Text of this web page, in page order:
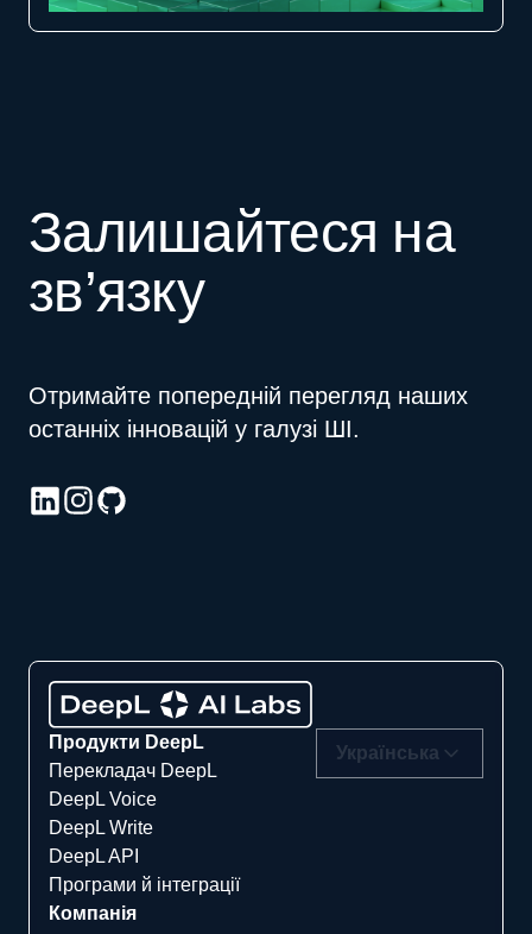
Залишайтеся на
зв’язку
Отримайте попередній перегляд наших
останніх інновацій у галузі ШІ.
Продукти DeepL
Перекладач DeepL
DeepL Voice
DeepL Write
DeepL API
Програми й інтеграції
Українська
Компанія